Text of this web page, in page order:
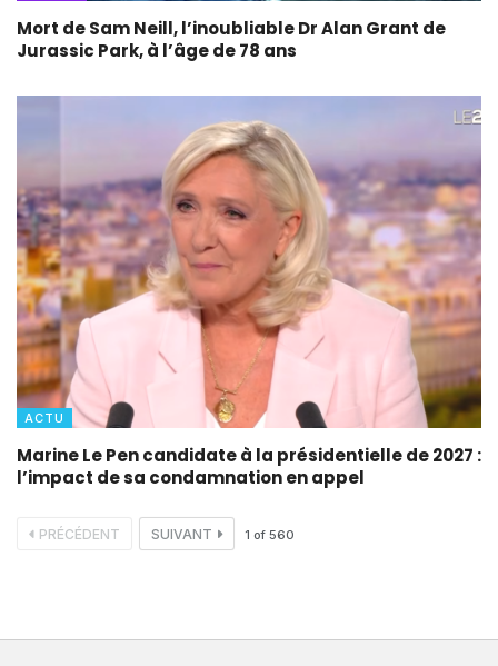
Mort de Sam Neill, l’inoubliable Dr Alan Grant de
Jurassic Park, à l’âge de 78 ans
ACTU
Marine Le Pen candidate à la présidentielle de 2027 :
l’impact de sa condamnation en appel
PRÉCÉDENT SUIVANT 1 of 560